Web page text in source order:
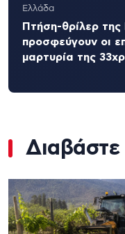
Ελλάδα
Πτήση-θρίλερ της
προσφεύγουν οι
μαρτυρία της
Διαβάστε